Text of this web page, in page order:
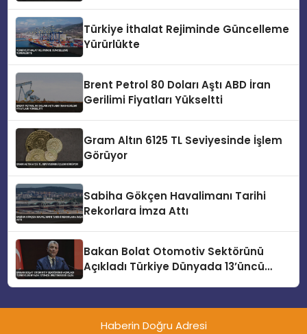
Türkiye İthalat Rejiminde Güncelleme
Yürürlükte
Brent Petrol 80 Doları Aştı ABD İran
Gerilimi Fiyatları Yükseltti
Gram Altın 6125 TL Seviyesinde İşlem
Görüyor
Sabiha Gökçen Havalimanı Tarihi
Rekorlara İmza Attı
Bakan Bolat Otomotiv Sektörünü
Açıkladı Türkiye Dünyada 13’üncü
Haberin Doğru Adresi